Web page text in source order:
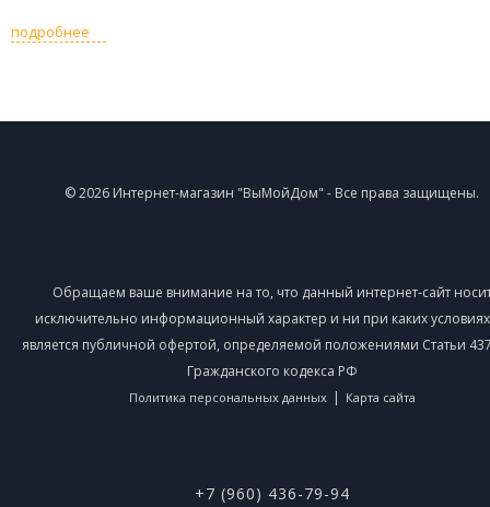
подробнее
© 2026 Интернет-магазин "ВыМойДом" - Все права защищены.
Обращаем ваше внимание на то, что данный интернет-сайт
исключительно информационный характер и ни при каких
является публичной офертой, определяемой положениями Статьи
Гражданского кодекса РФ
Политика персональных данных | Карта сайта
+7 (960) 436-79-94